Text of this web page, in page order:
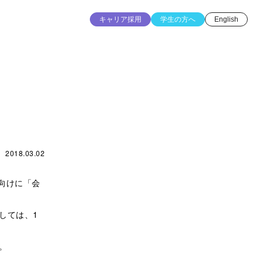
キャリア採用 学生の方へ English
2018.03.02
けに「会
ては、1